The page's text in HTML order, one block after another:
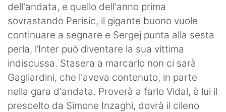
dell'andata, e quello dell'anno prima
sovrastando Perisic, il gigante buono vuole
continuare a segnare e Sergej punta alla sesta
perla, l’Inter può diventare la sua vittima
indiscussa. Stasera a marcarlo non ci sarà
Gagliardini, che l'aveva contenuto, in parte
nella gara d'andata. Proverà a farlo Vidal, è lui il
prescelto da Simone Inzaghi, dovrà il cileno